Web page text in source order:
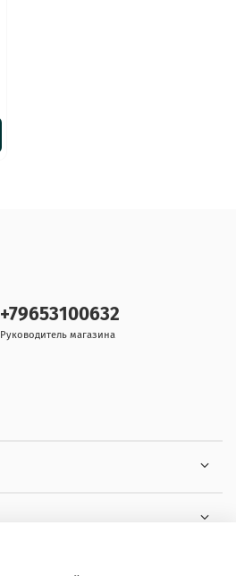
+79653100632
Руководитель магазина